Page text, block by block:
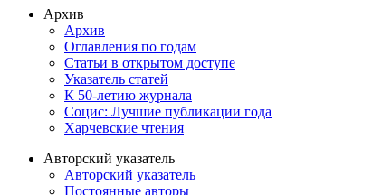
Архив
Архив
Оглавления по годам
Статьи в открытом доступе
Указатель статей
К 50-летию журнала
Социс: Лучшие публикации года
Харчевские чтения
Авторский указатель
Авторский указатель
Постоянные авторы